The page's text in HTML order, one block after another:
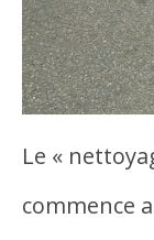
Le «
commence